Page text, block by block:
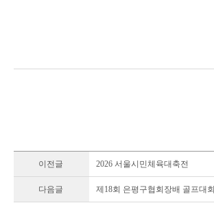
이전글 2026 서울시민체육대축전
다음글 제18회 은평구협회장배 골프대회